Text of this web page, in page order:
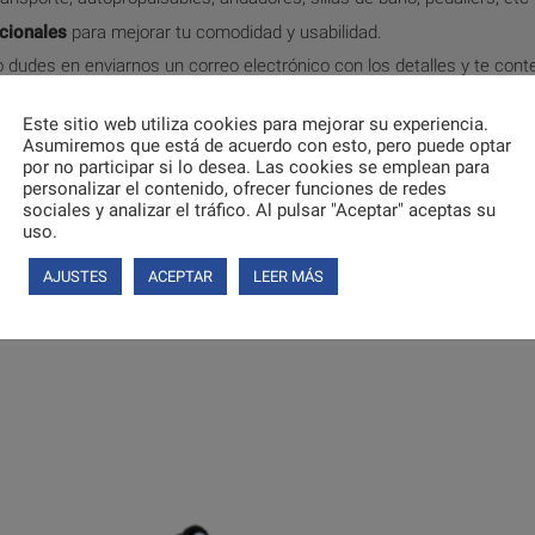
para mejorar tu comodidad y usabilidad.
en enviarnos un correo electrónico con los detalles y te
artículo para el que va destinado el repuesto, así como el
en alguna parte de su estructura.
correcta.
deRecambios.
de uso de nuestros productos en
desde García 1880 para ayudar a que la gente pueda en la
a la mayor cantidad de lugares y poder volver a sentirse libres y
Este sitio web utiliza cookies para mejorar su experiencia.
Asumiremos que está de acuerdo con esto, pero puede optar
por no participar si lo desea. Las cookies se emplean para
personalizar el contenido, ofrecer funciones de redes
sociales y analizar el tráfico. Al pulsar "Aceptar" aceptas su
uso.
AJUSTES ACEPTAR LEER MÁS